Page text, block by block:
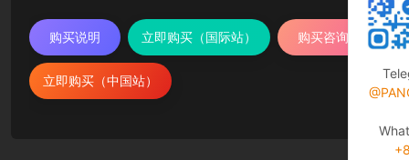
购买说明 立即购买（国际站） 购买咨询
立即购买（中国站）